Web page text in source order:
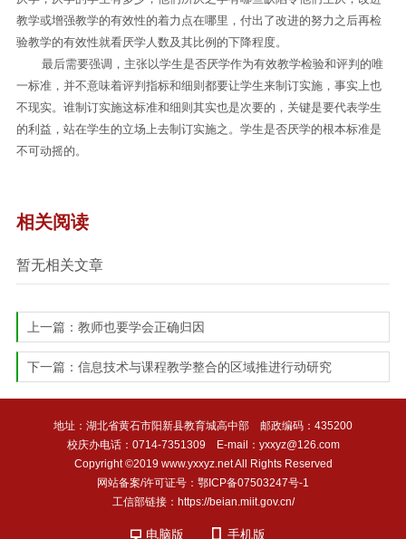
教学或增强教学的有效性的着力点在哪里，付出了改进的努力之后再检
验教学的有效性就看厌学人数及其比例的下降程度。
最后需要强调， 主张以学生是否厌学作为有效教学检验和评判的唯
一标准，并不意味着评判指标和细则都要让学生来制订实施，事实上也
不现实。谁制订实施这标准和细则其实也是次要的，关键是要代表学生
的利益，站在学生的立场上去制订实施之。 学生是否厌学的根本标准是
不可动摇的。
相关阅读
暂无相关文章
上一篇： 教师也要学会正确归因
下一篇： 信息技术与课程教学整合的区域推进行动研究
地址：湖北省黄石市阳新县教育城高中部 邮政编码：435200
校庆办电话：0714-7351309 E-mail：yxxyz@126.com
Copyright ©2019 www.yxxyz.net All Rights Reserved
网站备案/许可证号：鄂ICP备07503247号-1
工信部链接：https://beian.miit.gov.cn/
电脑版 手机版